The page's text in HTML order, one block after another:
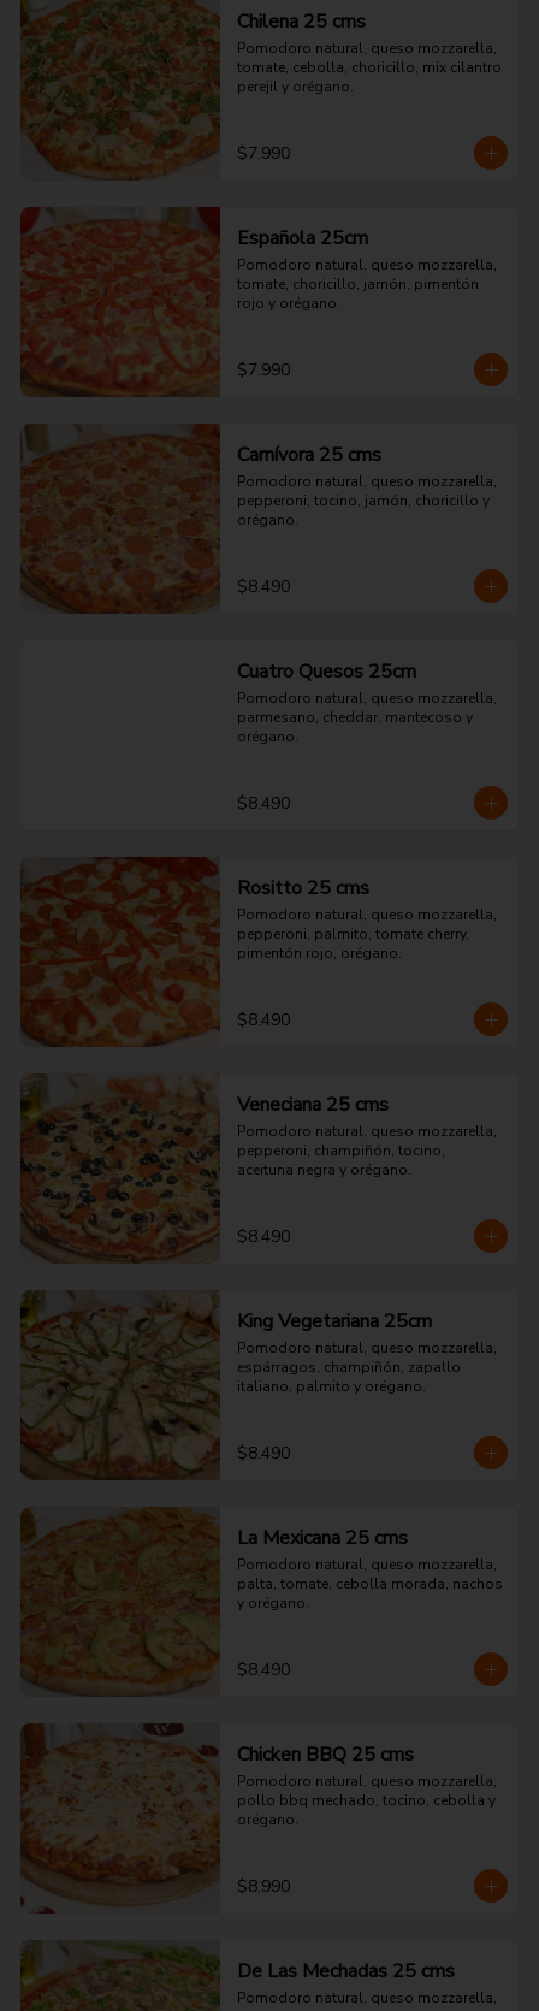
Chilena 25 cms
Pomodoro natural, queso mozzarella,
tomate, cebolla, choricillo, mix cilantro
perejil y orégano.
$7.990
Española 25cm
Pomodoro natural, queso mozzarella,
tomate, choricillo, jamón, pimentón
rojo y orégano.
$7.990
Carnívora 25 cms
Pomodoro natural, queso mozzarella,
pepperoni, tocino, jamón, choricillo y
orégano.
$8.490
Cuatro Quesos 25cm
Pomodoro natural, queso mozzarella,
parmesano, cheddar, mantecoso y
orégano.
$8.490
Rositto 25 cms
Pomodoro natural, queso mozzarella,
pepperoni, palmito, tomate cherry,
pimentón rojo, orégano.
$8.490
Veneciana 25 cms
Pomodoro natural, queso mozzarella,
pepperoni, champiñón, tocino,
aceituna negra y orégano.
$8.490
King Vegetariana 25cm
Pomodoro natural, queso mozzarella,
espárragos, champiñón, zapallo
italiano, palmito y orégano.
$8.490
La Mexicana 25 cms
Pomodoro natural, queso mozzarella,
palta, tomate, cebolla morada, nachos
y orégano.
$8.490
Chicken BBQ 25 cms
Pomodoro natural, queso mozzarella,
pollo bbq mechado, tocino, cebolla y
orégano.
$8.990
De Las Mechadas 25 cms
Pomodoro natural, queso mozzarella,